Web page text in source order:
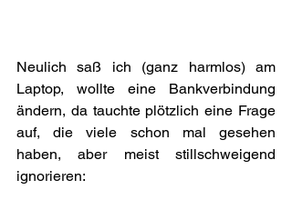
Neulich saß ich (ganz harmlos) am
Laptop, wollte eine Bankverbindung
ändern, da tauchte plötzlich eine Frage
auf, die viele schon mal gesehen
haben, aber meist stillschweigend
ignorieren: